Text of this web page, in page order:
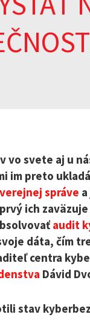
vo svete aj u
im preto
správe
ich
audit
dáta, čím
centra
Dávid
stav